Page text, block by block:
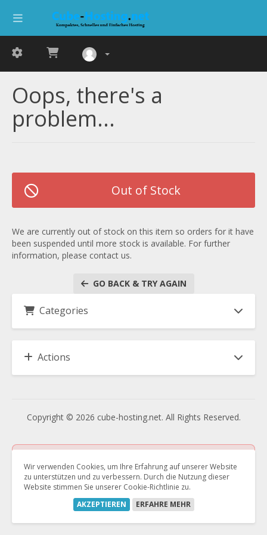
Oops, there's a
problem...
Out of Stock
We are currently out of stock on this item so orders for it have
been suspended until more stock is available. For further
information, please contact us.
GO BACK & TRY AGAIN
Categories
Actions
Copyright © 2026 cube-hosting.net. All Rights Reserved.
Vertrag widerrufen
Wir verwenden Cookies, um Ihre Erfahrung auf unserer Website
zu unterstützen und zu verbessern. Durch die Nutzung dieser
Website stimmen Sie unserer Cookie-Richtlinie zu.
AKZEPTIEREN
ERFAHRE MEHR